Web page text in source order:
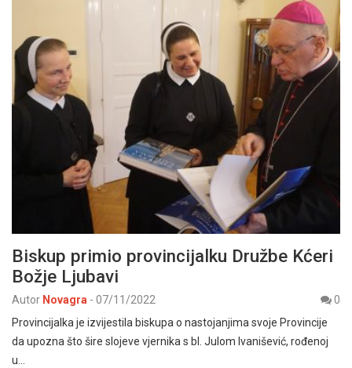
Biskup primio provincijalku Družbe Kćeri
Božje Ljubavi
Autor Novagra - 07/11/2022
0
Provincijalka je izvijestila biskupa o nastojanjima svoje Provincije
da upozna što šire slojeve vjernika s bl. Julom Ivanišević, rođenoj
u…